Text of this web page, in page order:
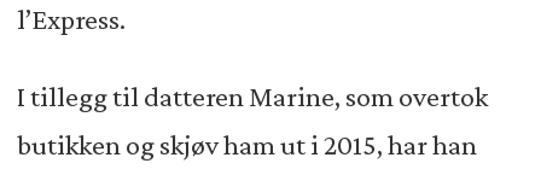
l’Express.
I tillegg til datteren Marine, som overtok
butikken og skjøv ham ut i 2015, har han